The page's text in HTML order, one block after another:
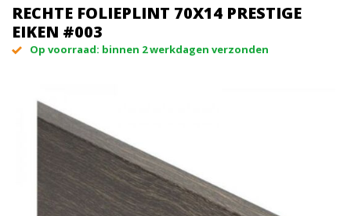
RECHTE FOLIEPLINT 70X14 PRESTIGE
EIKEN #003
Op voorraad: binnen 2 werkdagen verzonden